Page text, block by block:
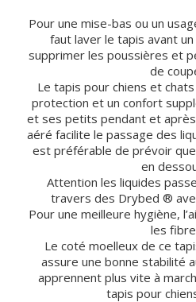
Pour une mise-bas ou un
faut laver le tapis avant
supprimer les poussières et
de
Le tapis pour chiens et
protection et un confort
et ses petits pendant et
aéré facilite le passage des
est préférable de prévoir
en
Attention les liquides
travers des Drybed ®
Pour une meilleure hygiène,
les
Le coté moelleux de ce
assure une bonne stabilité
apprennent plus vite à
tapis pour